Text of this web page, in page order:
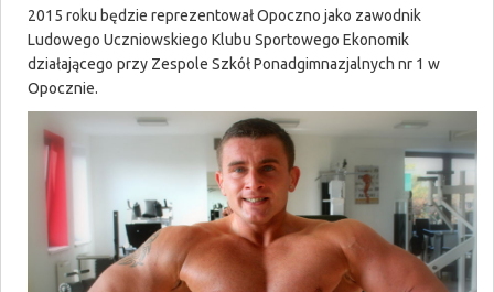
2015 roku będzie reprezentował Opoczno jako zawodnik
Ludowego Uczniowskiego Klubu Sportowego Ekonomik
działającego przy Zespole Szkół Ponadgimnazjalnych nr 1 w
Opocznie.